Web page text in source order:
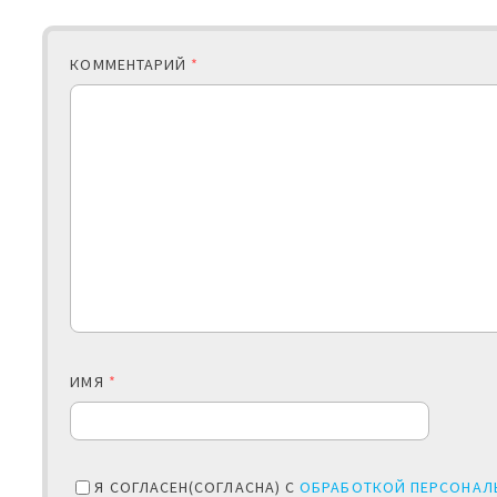
КОММЕНТАРИЙ *
ИМЯ *
Я СОГЛАСЕН(СОГЛАСНА) СОБРАБОТКОЙ